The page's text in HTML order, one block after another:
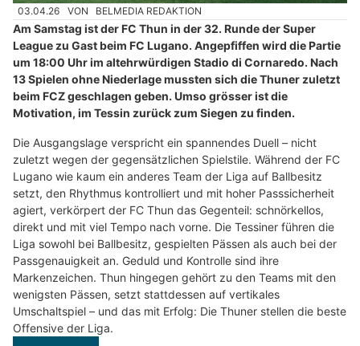
03.04.26 VON BELMEDIA REDAKTION
Am Samstag ist der FC Thun in der 32. Runde der Super
League zu Gast beim FC Lugano. Angepfiffen wird die Partie
um 18:00 Uhr im altehrwürdigen Stadio di Cornaredo. Nach
13 Spielen ohne Niederlage mussten sich die Thuner zuletzt
beim FCZ geschlagen geben. Umso grösser ist die
Motivation, im Tessin zurück zum Siegen zu finden.
Die Ausgangslage verspricht ein spannendes Duell – nicht
zuletzt wegen der gegensätzlichen Spielstile. Während der FC
Lugano wie kaum ein anderes Team der Liga auf Ballbesitz
setzt, den Rhythmus kontrolliert und mit hoher Passsicherheit
agiert, verkörpert der FC Thun das Gegenteil: schnörkellos,
direkt und mit viel Tempo nach vorne. Die Tessiner führen die
Liga sowohl bei Ballbesitz, gespielten Pässen als auch bei der
Passgenauigkeit an. Geduld und Kontrolle sind ihre
Markenzeichen. Thun hingegen gehört zu den Teams mit den
wenigsten Pässen, setzt stattdessen auf vertikales
Umschaltspiel – und das mit Erfolg: Die Thuner stellen die beste
Offensive der Liga.